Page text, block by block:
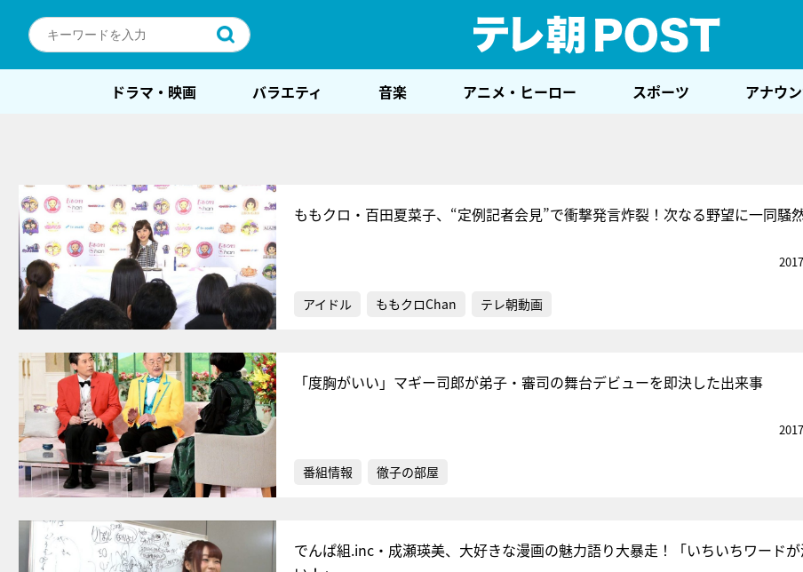
ドラマ・映画 バラエティ 音楽 アニメ・ヒーロー スポーツ アナウ
ももクロ・百田夏菜子、“定例記者会見”で衝撃発言炸裂！次なる野望に一同騒
アイドル ももクロChan テレ朝動画
「度胸がいい」マギー司郎が弟子・審司の舞台デビューを即決した出来事
番組情報 徹子の部屋
でんぱ組.inc・成瀬瑛美、大好きな漫画の魅力語り大暴走！「いちいちワード